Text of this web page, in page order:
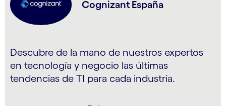
Cognizant España
Descubre de la mano de nuestros expertos
en tecnología y negocio las últimas
tendencias de TI para cada industria.